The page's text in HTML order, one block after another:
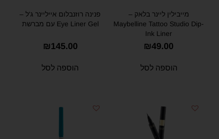
מייבילין ליינר בלאק –
Maybelline Tattoo Studio Dip-
Ink Liner
₪49.00
הוספה לסל
פנינה רוזנבלום אייליינר ג'ל –
Eye Liner Gel עם מברשת
₪145.00
הוספה לסל